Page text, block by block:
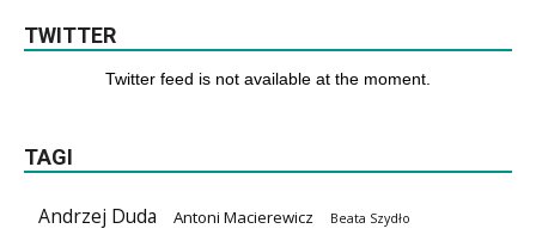
TWITTER
Twitter feed is not available at the moment.
TAGI
Andrzej Duda Antoni Macierewicz Beata Szydło